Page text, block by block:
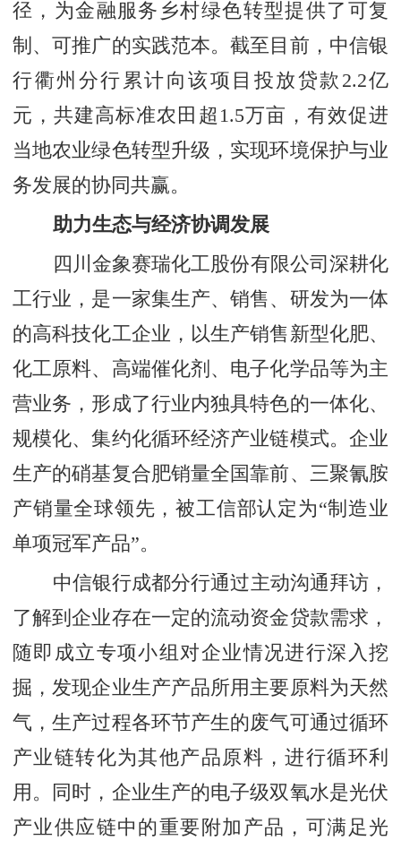
径，为金融服务乡村绿色转型提供了可复
制、可推广的实践范本。截至目前，中信银
行衢州分行累计向该项目投放贷款2.2亿
元，共建高标准农田超1.5万亩，有效促进
当地农业绿色转型升级，实现环境保护与业
务发展的协同共赢。
助力生态与经济协调发展
四川金象赛瑞化工股份有限公司深耕化
工行业，是一家集生产、销售、研发为一体
的高科技化工企业，以生产销售新型化肥、
化工原料、高端催化剂、电子化学品等为主
营业务，形成了行业内独具特色的一体化、
规模化、集约化循环经济产业链模式。企业
生产的硝基复合肥销量全国靠前、三聚氰胺
产销量全球领先，被工信部认定为“制造业
单项冠军产品”。
中信银行成都分行通过主动沟通拜访，
了解到企业存在一定的流动资金贷款需求，
随即成立专项小组对企业情况进行深入挖
掘，发现企业生产产品所用主要原料为天然
气，生产过程各环节产生的废气可通过循环
产业链转化为其他产品原料，进行循环利
用。同时，企业生产的电子级双氧水是光伏
产业供应链中的重要附加产品，可满足光